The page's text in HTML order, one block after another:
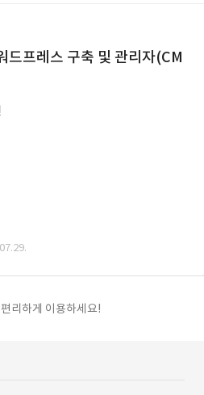
드프레스 구축 및 관리자(CM
리하게 이용하세요!